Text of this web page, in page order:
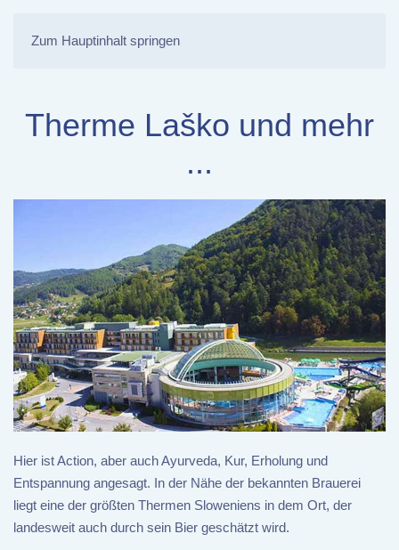
Zum Hauptinhalt springen
Therme Laško und mehr
...
Hier ist Action, aber auch Ayurveda, Kur, Erholung und
Entspannung angesagt. In der Nähe der bekannten Brauerei
liegt eine der größten Thermen Sloweniens in dem Ort, der
landesweit auch durch sein Bier geschätzt wird.